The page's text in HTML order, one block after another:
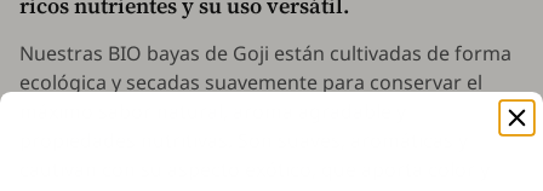
Nuestras BIO bayas de Goji están cultivadas de forma
ecológica y secadas suavemente para conservar el